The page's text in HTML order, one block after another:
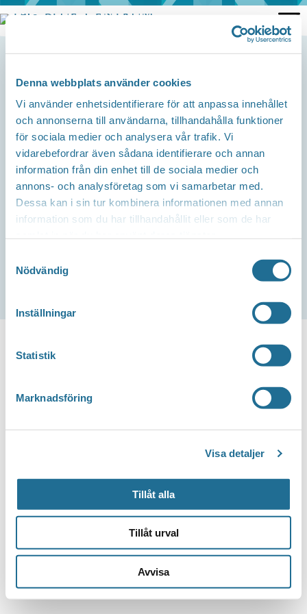
Denna webbplats använder cookies
Vi använder enhetsidentifierare för att anpassa innehållet
och annonserna till användarna, tillhandahålla funktioner
för sociala medier och analysera vår trafik. Vi
vidarebefordrar även sådana identifierare och annan
information från din enhet till de sociala medier och
annons- och analysföretag som vi samarbetar med.
Dessa kan i sin tur kombinera informationen med annan
information som du har tillhandahållit eller som de har
Nödvändig
Inställningar
Statistik
Marknadsföring
Visa detaljer
Tillåt alla
Tillåt urval
Avvisa
Hoppa
till
innehåll
Kontakta oss
Telefon
Företagsservice 0141-101 200
Mail
info@tillvaxtmotala.se
Om webbplatsen
Integritetspolicy
Tillgänglighetsredogörelse